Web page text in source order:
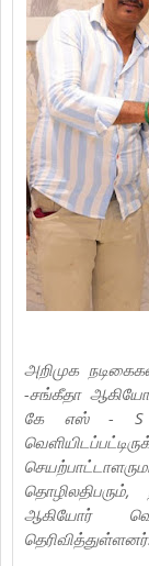
அறிமுக
-சங்கீதா
கே எஸ் - S
ஆகியோர்
தெரிவித்துள்ளனர்.